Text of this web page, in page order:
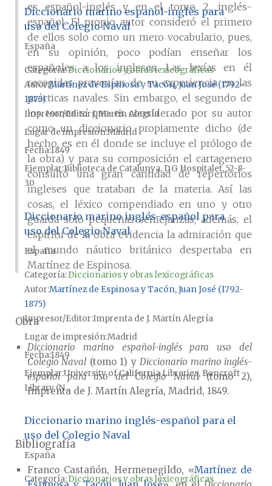
es español-inglés y en el tomo 2, inglés-
español. El propio autor consideró el primero
de ellos solo como un mero vocabulario, pues,
en su opinión, poco podían enseñar los
españoles a los ingleses. Las lexías en él
recogidas provenían de su experiencia en las
prácticas navales. Sin embargo, el segundo de
los tomos sí que es considerado por su autor
como un diccionario propiamente dicho (de
hecho, es en él donde se incluye el prólogo de
la obra) y para su composición el cartagenero
consultó una gran cantidad de repertorios
ingleses que trataban de la materia. Así las
cosas, el léxico compendiado en uno y otro
guarda solo pequeñas semejanzas; además, el
espíritu de la obra evidencia la admiración que
el mundo náutico británico despertaba en
Martínez de Espinosa.
Obra
Diccionario marino español-inglés para uso del
Colegio Naval (tomo 1) yDiccionario marino inglés-
español para uso del Colegio Naval (tomo 2),
Imprenta de J. Martín Alegría, Madrid, 1849.
Bibliografía
Franco Castañón, Hermenegildo, «Martínez de
Diccionario marino español-inglés para
uso del Colegio Naval
España
Categoría:Diccionarios y obras lexicográficas
AutorMartínez de Espinosa y Tacón, Juan José (1792-
1875)
Impresor/EditorJ. Martín Alegría
Lugar de impresiónMadrid
Fecha1849
Ejemplar Biblioteca de Catalunya, DG Hospitalet, 52-8-
30
Diccionario marino inglés-español para
uso del Colegio Naval
España
Categoría:Diccionarios y obras lexicográficas
Autor Martínez de Espinosa y Tacón, Juan José (1792-
1875)
Impresor/Editor Imprenta de J. Martín Alegría
Lugar de impresiónMadrid
Fecha1849
Ejemplar University of California Libraries, Bancroft
Library (N...
Diccionario marino inglés-español para el
uso del Colegio Naval
España
Categoría:Diccionarios y obras lexicográficas